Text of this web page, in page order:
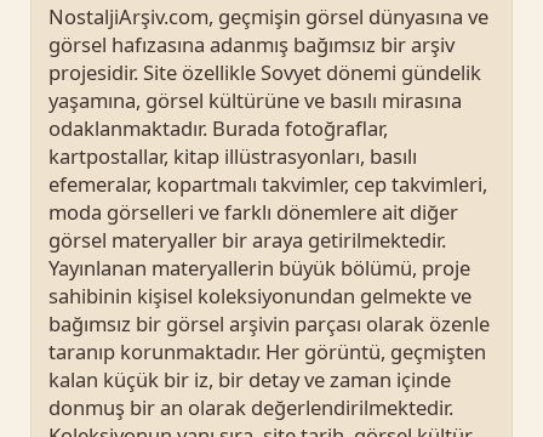
NostaljiArşiv.com, geçmişin görsel dünyasına ve
görsel hafızasına adanmış bağımsız bir arşiv
projesidir. Site özellikle Sovyet dönemi gündelik
yaşamına, görsel kültürüne ve basılı mirasına
odaklanmaktadır. Burada fotoğraflar,
kartpostallar, kitap illüstrasyonları, basılı
efemeralar, kopartmalı takvimler, cep takvimleri,
moda görselleri ve farklı dönemlere ait diğer
görsel materyaller bir araya getirilmektedir.
Yayınlanan materyallerin büyük bölümü, proje
sahibinin kişisel koleksiyonundan gelmekte ve
bağımsız bir görsel arşivin parçası olarak özenle
taranıp korunmaktadır. Her görüntü, geçmişten
kalan küçük bir iz, bir detay ve zaman içinde
donmuş bir an olarak değerlendirilmektedir.